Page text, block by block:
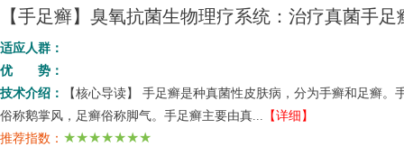
【手足癣】臭氧抗菌生物理疗系统：治疗真菌手足
适应人群：
优 势：
技术介绍：
【核心导读】 手足癣是种真菌性皮肤病，分为手癣和足癣。
俗称鹅掌风，足癣俗称脚气。手足癣主要由真... 【详细】
推荐指数： ★★★★★★★